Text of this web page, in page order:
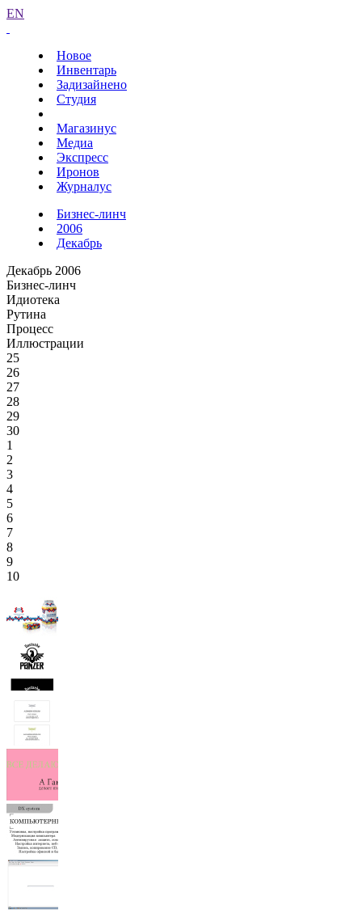
EN
Новое
Инвентарь
Задизайнено
Студия
Магазинус
Медиа
Экспресс
Иронов
Журналус
Бизнес-линч
2006
Декабрь
Декабрь 2006
Бизнес-линч
Идиотека
Рутина
Процесс
Иллюстрации
25
26
27
28
29
30
1
2
3
4
5
6
7
8
9
10